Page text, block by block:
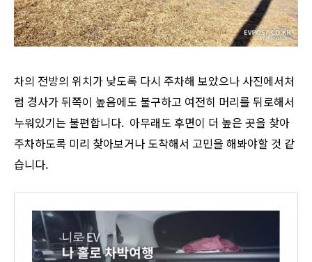
차의 전방의 위치가 낮도록 다시 주차해 보았으나 사진에서처
럼 경사가 뒤쪽이 높음에도 불구하고 여전히 머리를 뒤로해서
누워있기는 불편합니다. 아무래도 후면이 더 높은 곳을 찾아
주차하도록 미리 찾아보거나 도착해서 고민을 해봐야할 것 같
습니다.